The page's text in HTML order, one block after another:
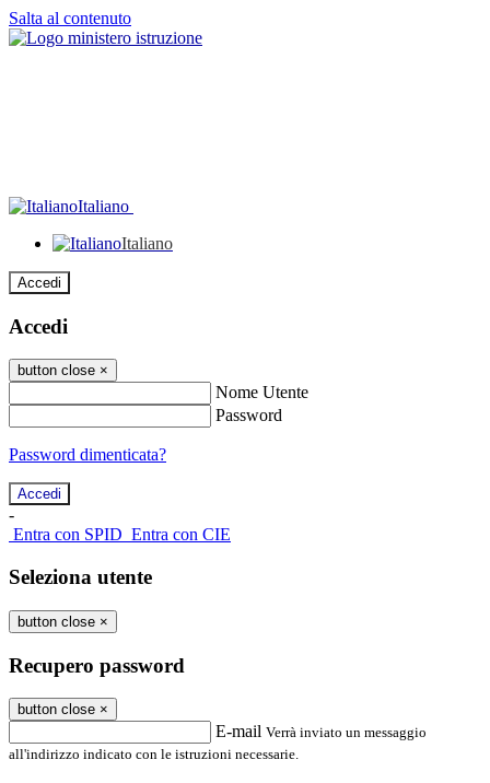
Salta al contenuto
Italiano
Italiano
Accedi
Accedi
button close ×
Nome Utente
Password
Password dimenticata?
-
Entra con SPID Entra con CIE
Seleziona utente
button close ×
Recupero password
button close ×
E-mail Verrà inviato un messaggio
all'indirizzo indicato con le istruzioni necessarie.